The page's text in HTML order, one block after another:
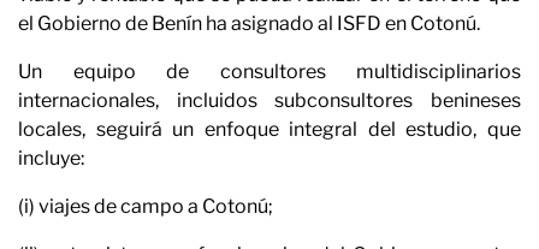
el Gobierno de Benín ha asignado al ISFD en Cotonú.
Un equipo de consultores multidisciplinarios
internacionales, incluidos subconsultores benineses
locales, seguirá un enfoque integral del estudio, que
incluye:
(i) viajes de campo a Cotonú;